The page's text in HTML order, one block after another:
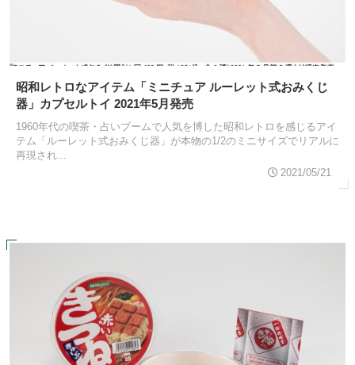
昭和レトロなアイテム「ミニチュア ルーレット式おみくじ
器」カプセルトイ 2021年5月発売
1960年代の喫茶・占いブームで人気を博した昭和レトロを感じるアイ
テム「ルーレット式おみくじ器」が本物の1/2のミニサイズでリアルに
再現され...
2021/05/21